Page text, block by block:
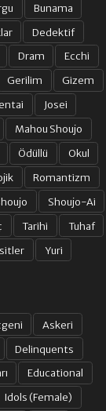
Bunama
Dedektif
Dram
Ecchi
Gerilim
Gizem
Josei
Mahou Shoujo
Ödüllü
Okul
Romantizm
Shoujo-Ai
Tarihi
Tuhaf
Yuri
Askeri
Delinquents
Educational
Idols (Female)